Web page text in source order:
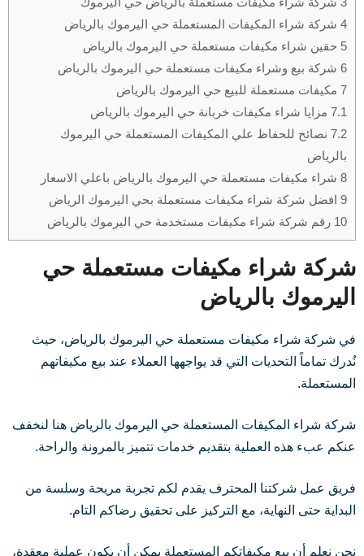
4شركة شراء المكيفات المستعملة حي اليرموك بالرياض
5حقين شراء مكيفات مستعملة حي اليرموك بالرياض
6شركة بيع وشراء مكيفات مستعملة حي اليرموك بالرياض
7مكيفات مستعملة للبيع حي اليرموك بالرياض
7.1مزايا شراء مكيفات خربانة حي اليرموك بالرياض
7.2نصائح للحفاظ علي المكيفات المستعملة حي اليرموك
بالرياض
8شراء مكيفات مستعملة حي اليرموك بالرياض باعلي الاسعار
9افضل شركة شراء مكيفات مستعملة بحي اليرموك الرياض
10رقم شركة شراء مكيفات مستخدمة حي اليرموك بالرياض
شركة شراء مكيفات مستعملة حي
اليرموك بالرياض
في شركة شراء مكيفات مستعملة حي اليرموك بالرياض، حيث
نُدرك تماماً التحديات التي قد يواجهها العملاء عند بيع مكيفاتهم
المستعملة.
شركة شراء المكيفات المستعملة حي اليرموك بالرياض هنا لنخفف
عنكم عبء هذه العملية بتقديم خدمات تتميز بالمرونة والراحة.
فريق عمل شركتنا المحترف يقدم لكم تجربة مريحة وسلسة من
البداية حتى النهاية، مع التركيز على تحقيق رضاكم التام.
نحن نعلم أن بيع مكيفاتكم المستعملة يمكن أن يكون عملية معقدة،